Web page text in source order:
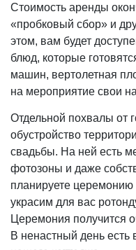
Стоимость аренды
«пробковый сбор» и
этом, вам будет
блюд, которые
машин, вертолетная
на мероприятие свои
Отдельной похвалы от
обустройство
свадьбы. На ней есть
фотозоны и даже
планируете
украсим для вас
Церемония получится
В ненастный день есть